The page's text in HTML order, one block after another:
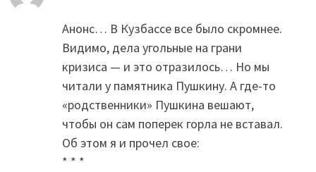
Анонс… В Кузбассе все было скромнее.
Видимо, дела угольные на грани
кризиса — и это отразилось… Но мы
читали у памятника Пушкину. А где-то
«родственники» Пушкина вешают,
чтобы он сам поперек горла не вставал.
Об этом я и прочел свое:
* * *